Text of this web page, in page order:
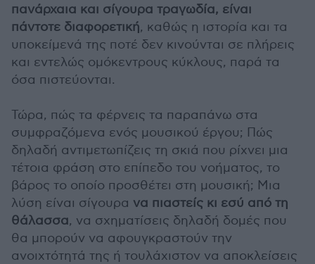
πανάρχαια και σίγουρα τραγωδία, είναι
πάντοτε διαφορετική, καθώς η ιστορία και τα
υποκείμενά της ποτέ δεν κινούνται σε πλήρεις
και εντελώς ομόκεντρους κύκλους, παρά τα
όσα πιστεύονται.
Τώρα, πώς τα φέρνεις τα παραπάνω στα
συμφραζόμενα ενός μουσικού έργου; Πώς
δηλαδή αντιμετωπίζεις τη σκιά που ρίχνει μια
τέτοια φράση στο επίπεδο του νοήματος, το
βάρος το οποίο προσθέτει στη μουσική; Μια
λύση είναι σίγουρα να πιαστείς κι εσύ από τη
θάλασσα, να σχηματίσεις δηλαδή δομές που
θα μπορούν να αφουγκραστούν την
ανοιχτότητά της ή τουλάχιστον να αποκλείσεις